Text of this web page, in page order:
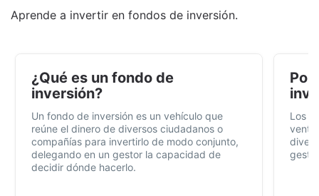
Aprende a invertir en fondos de inversión.
¿Qué es un fondo de
inversión?
Un fondo de inversión es un vehículo que
reúne el dinero de diversos ciudadanos o
compañías para invertirlo de modo conjunto,
delegando en un gestor la capacidad de
decidir dónde hacerlo.
Por
Los